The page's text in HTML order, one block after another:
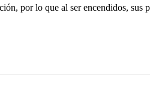
por lo que al ser encendidos,